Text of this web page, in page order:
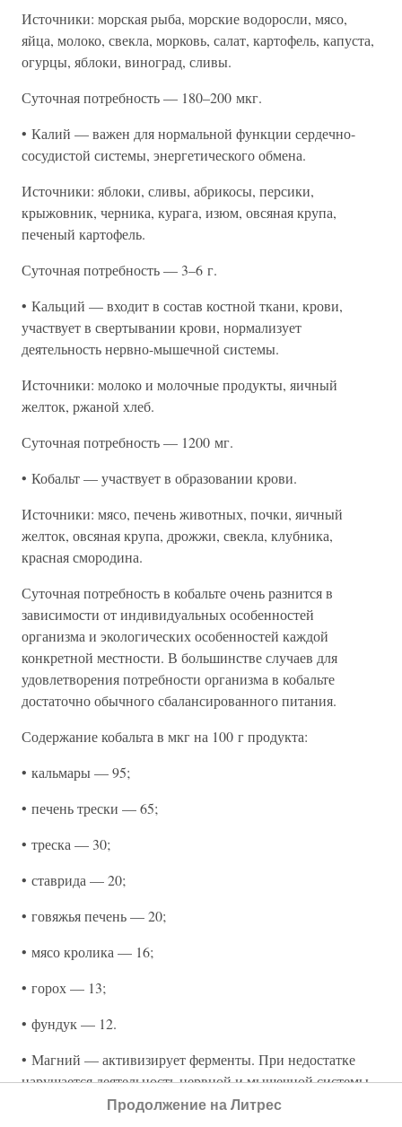
Источники: морская рыба, морские водоросли, мясо,
яйца, молоко, свекла, морковь, салат, картофель, капуста,
огурцы, яблоки, виноград, сливы.
Суточная потребность — 180–200 мкг.
• Калий — важен для нормальной функции сердечно-
сосудистой системы, энергетического обмена.
Источники: яблоки, сливы, абрикосы, персики,
крыжовник, черника, курага, изюм, овсяная крупа,
печеный картофель.
Суточная потребность — 3–6 г.
• Кальций — входит в состав костной ткани, крови,
участвует в свертывании крови, нормализует
деятельность нервно-мышечной системы.
Источники: молоко и молочные продукты, яичный
желток, ржаной хлеб.
Суточная потребность — 1200 мг.
• Кобальт — участвует в образовании крови.
Источники: мясо, печень животных, почки, яичный
желток, овсяная крупа, дрожжи, свекла, клубника,
красная смородина.
Суточная потребность в кобальте очень разнится в
зависимости от индивидуальных особенностей
организма и экологических особенностей каждой
конкретной местности. В большинстве случаев для
удовлетворения потребности организма в кобальте
достаточно обычного сбалансированного питания.
Содержание кобальта в мкг на 100 г продукта:
• кальмары — 95;
• печень трески — 65;
• треска — 30;
• ставрида — 20;
• говяжья печень — 20;
• мясо кролика — 16;
• горох — 13;
• фундук — 12.
• Магний — активизирует ферменты. При недостатке
нарушается деятельность нервной и мышечной системы.
Источники: хлеб из муки грубого помола, гречневая и
Продолжение на Литрес